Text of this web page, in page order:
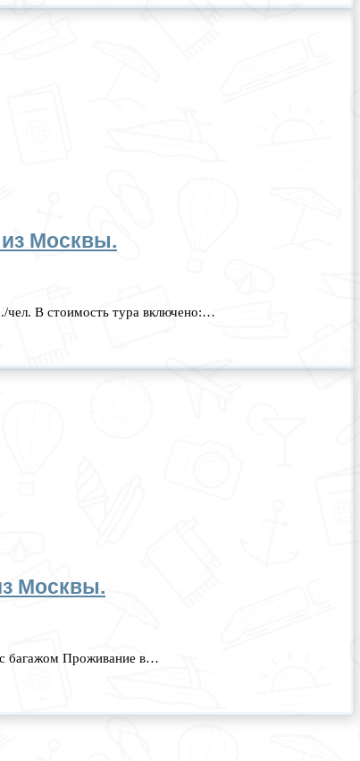
Москвы.
чел. В стоимость тура включено:…
Москвы.
багажом Проживание в…